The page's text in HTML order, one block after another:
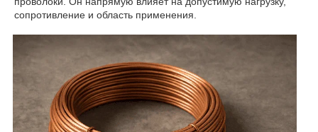
сопротивление и область применения.